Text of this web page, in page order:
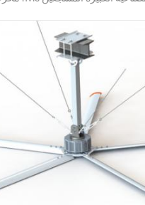
درجة الرياح الطبيعية ثلاثية الأبعاد.
تتراوح بين 1450 مترًا مربعًا
أقل من 1 كيلو وات ساعة ، مما
من كفاءة الإنتاج والسلامة وكذلك